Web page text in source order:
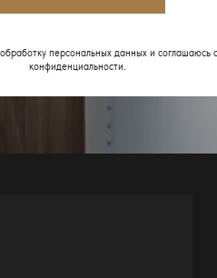
персональных данных и соглашаюсь
конфиденциальности.